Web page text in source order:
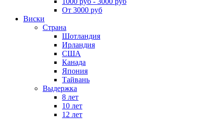
От 3000 руб
Виски
Страна
Шотландия
Ирландия
США
Канада
Япония
Тайвань
Выдержка
8 лет
10 лет
12 лет